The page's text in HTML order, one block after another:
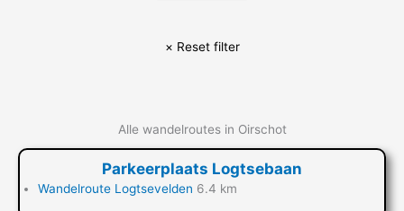
Alle wandelroutes in Oirschot
Parkeerplaats Logtsebaan
Wandelroute Logtsevelden 6.4 km